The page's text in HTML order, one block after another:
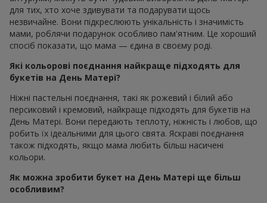
для тих, хто хоче здивувати та подарувати щось
незвичайне. Вони підкреслюють унікальність і значимість
мами, роблячи подарунок особливо пам'ятним. Це хороший
спосіб показати, що мама — єдина в своєму роді.
Які кольорові поєднання найкраще підходять для
букетів на День Матері?
Ніжні пастельні поєднання, такі як рожевий і білий або
персиковий і кремовий, найкраще підходять для букетів на
День Матері. Вони передають теплоту, ніжність і любов, що
робить їх ідеальними для цього свята. Яскраві поєднання
також підходять, якщо мама любить більш насичені
кольори.
Як можна зробити букет на День Матері ще більш
особливим?